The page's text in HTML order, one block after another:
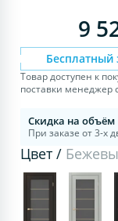
9
Бесплатный
Товар доступен к
поставки менеджер
Скидка на объём
При заказе от 3-х
Цвет /